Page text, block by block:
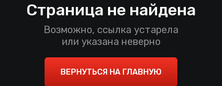
Страница не найдена
Возможно, ссылка устарела
или указана неверно
ВЕРНУТЬСЯ НА ГЛАВНУЮ